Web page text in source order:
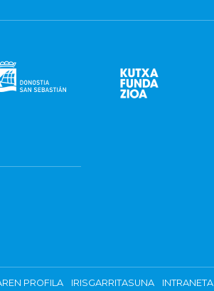
PROFILA IRISGARRITASUNA INTRANETA